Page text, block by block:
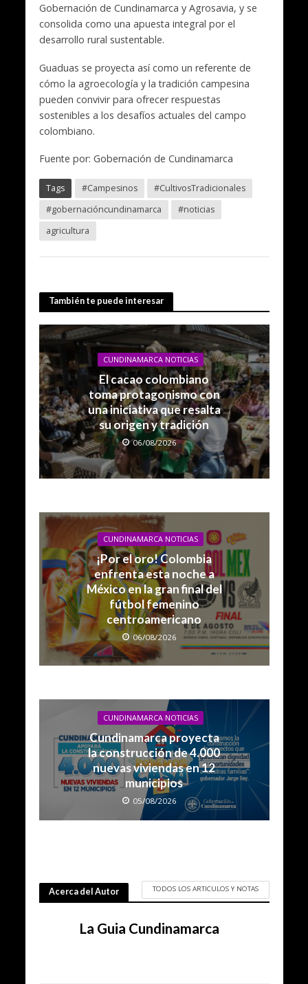
Gobernación de Cundinamarca y Agrosavia, y se
consolida como una apuesta integral por el
desarrollo rural sustentable.
Guaduas se proyecta así como un referente de
cómo la agroecología y la tradición campesina
pueden convivir para ofrecer respuestas
sostenibles a los desafíos actuales del campo
colombiano.
Fuente por: Gobernación de Cundinamarca
Tags #Campesinos
#CultivosTradicionales
#gobernacióncundinamarca
#noticias
agricultura
También te puede interesar
CUNDINAMARCA NOTICIAS
El cacao colombiano
toma protagonismo con
una iniciativa que resalta
su origen y tradición
06/08/2026
CUNDINAMARCA NOTICIAS
¡Por el oro! Colombia
enfrenta esta noche a
México en la gran final del
fútbol femenino
centroamericano
06/08/2026
CUNDINAMARCA NOTICIAS
Cundinamarca proyecta
la construcción de 4.000
nuevas viviendas en 12
municipios
05/08/2026
Acerca del Autor TODOS LOS ARTICULOS Y NOTAS
La Guia Cundinamarca